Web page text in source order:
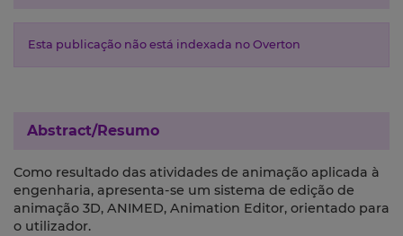
Esta publicação não está indexada no Overton
Abstract/Resumo
Como resultado das atividades de animação aplicada à
engenharia, apresenta-se um sistema de edição de
animação 3D, ANIMED, Animation Editor, orientado para
o utilizador.